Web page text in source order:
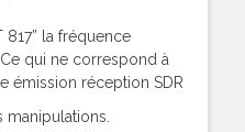
817” la fréquence
qui ne correspond à
émission réception SDR
manipulations.